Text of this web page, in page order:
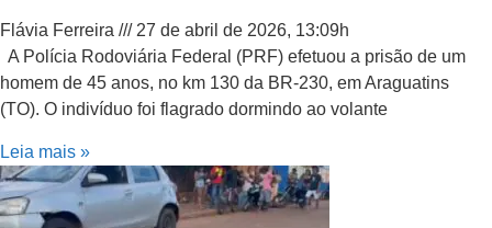
Flávia Ferreira
27 de abril de 2026, 13:09h
A Polícia Rodoviária Federal (PRF) efetuou a prisão de um
homem de 45 anos, no km 130 da BR-230, em Araguatins
(TO). O indivíduo foi flagrado dormindo ao volante
Leia mais »